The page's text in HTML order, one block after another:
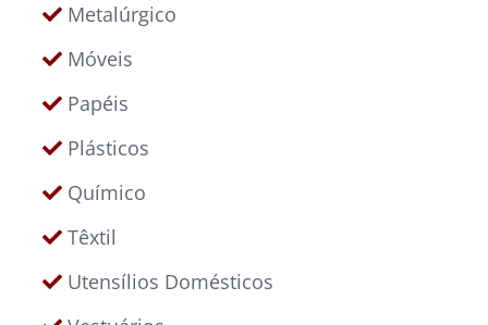
Metalúrgico
Móveis
Papéis
Plásticos
Químico
Têxtil
Utensílios Domésticos